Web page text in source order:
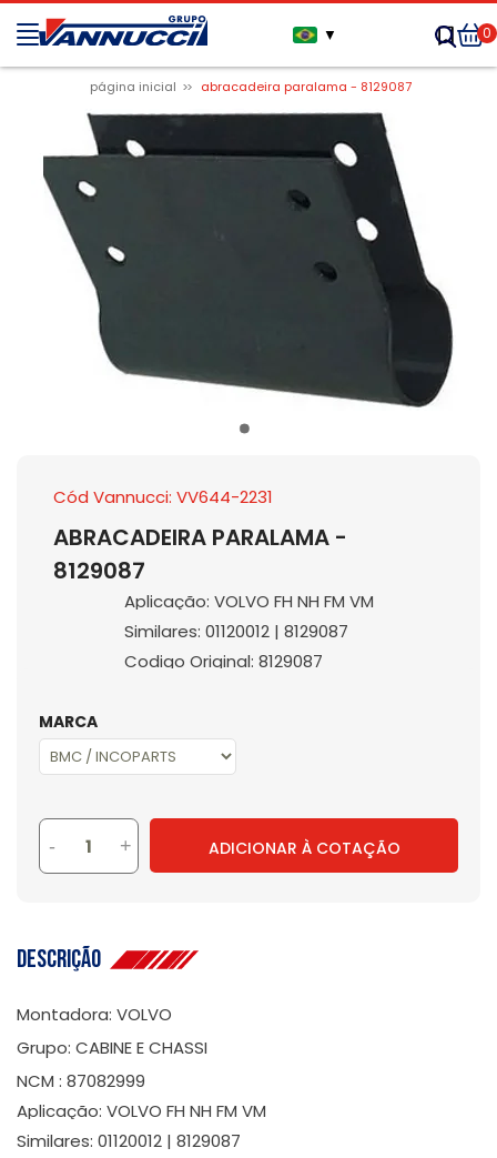
▼ 0
página inicial abracadeira paralama - 8129087
Cód Vannucci: VV644-2231
ABRACADEIRA PARALAMA -
8129087
Aplicação: VOLVO FH NH FM VM
Similares: 01120012 | 8129087
Codigo Original: 8129087
MARCA
- + ADICIONAR À COTAÇÃO
Descrição
Montadora: VOLVO
Grupo: CABINE E CHASSI
NCM : 87082999
Aplicação: VOLVO FH NH FM VM
Similares: 01120012 | 8129087